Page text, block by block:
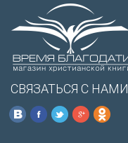
СВЯЗАТЬСЯ С НАМИ